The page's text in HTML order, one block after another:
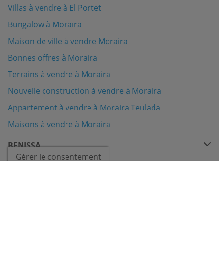
Villas à vendre à El Portet
Bungalow à Moraira
Maison de ville à vendre Moraira
Bonnes offres à Moraira
Terrains à vendre à Moraira
Nouvelle construction à vendre à Moraira
Appartement à vendre à Moraira Teulada
Maisons à vendre à Moraira
BENISSA
Gérer le consentement